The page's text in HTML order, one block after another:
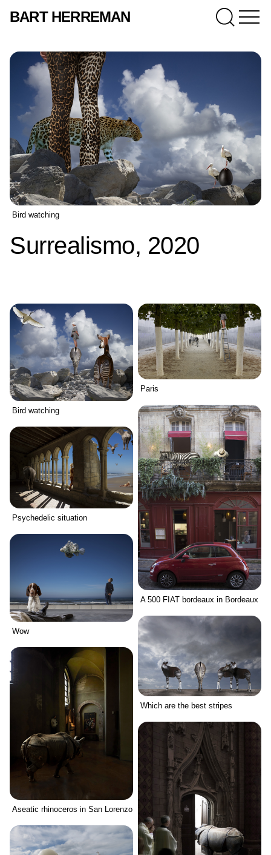
BART HERREMAN
Bird watching
Surrealismo, 2020
Bird watching
Paris
A 500 FIAT bordeaux in Bordeaux
Psychedelic situation
Wow
Which are the best stripes
Aseatic rhinoceros in San Lorenzo